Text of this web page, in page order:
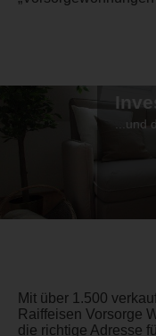
...und
Mit über 1.500
Raiffeisen Vorsorge
die richtige Adresse